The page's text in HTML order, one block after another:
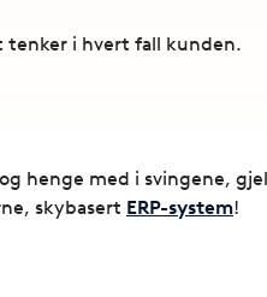
tenker i hvert fall kunden.
henge med i svingene,
skybasert ERP-system!